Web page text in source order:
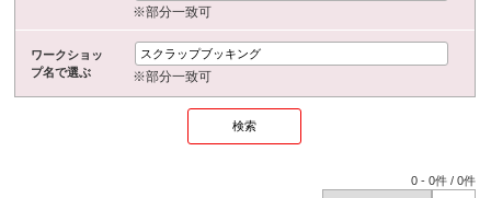
※部分一致可
ワークショッ
プ名で選ぶ
※部分一致可
0 -0件 /0件